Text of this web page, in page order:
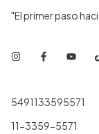
"El primer paso
5491133595571
11-3359-5571